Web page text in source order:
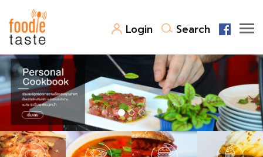
Login Search
สูตรอาหาร
สูตรอาหารล่าสุด
Top Foodie
พาไปชิม
สารพันก้นครัว